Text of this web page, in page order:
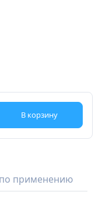
В корзину
применению